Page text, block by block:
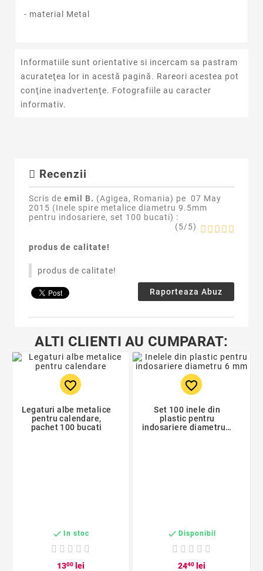
- material Metal
Informatiile sunt orientative si incercam sa pastram
acurateţea lor in acestă pagină. Rareori acestea pot
conţine inadvertenţe. Fotografiile au caracter
informativ.
Recenzii
Scris de emil B. (Agigea, Romania) pe 07 May
2015 (Inele spire metalice diametru 9.5mm
pentru indosariere, set 100 bucati) :
(5/5)
produs de calitate!
produs de calitate!
Raporteaza Abuz
ALTI CLIENTI AU CUMPARAT:
favorite_border
Legaturi albe metalice
pentru calendare,
pachet 100 bucati
 In stoc
1300lei
favorite_border
Set 100 inele din
plastic pentru
indosariere diametru 6
 Disponibil
2440lei